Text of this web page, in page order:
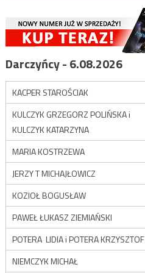
Darczyńcy - 6.08.2026
KACPER STAROŚCIAK
KULCZYK GRZEGORZ POLIŃSKA i
KULCZYK KATARZYNA
MARIA KOSTRZEWA
JERZY T MICHAJŁOWICZ
KOZIOŁ BOGUSŁAW
PAWEŁ ŁUKASZ ZIEMIAŃSKI
POTERA LIDIA i POTERA KRZYSZTOF
NIEMCZYK MICHAŁ